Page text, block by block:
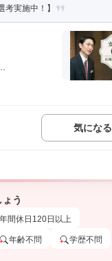
実施中！】
気になる
う
年間休日120日以上
年齢不問 学歴不問